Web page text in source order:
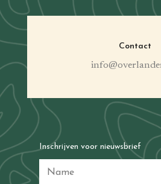
Contact
Inschrijven voor nieuwsbrief